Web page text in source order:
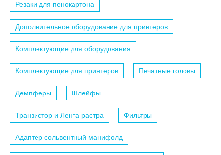
Резаки для пенокартона
Дополнительное оборудование для принтеров
Комплектующие для оборудования
Комплектующие для принтеров Печатные головы
Демпферы Шлейфы
Транзистор и Лента растра Фильтры
Адаптер сольвентный манифолд